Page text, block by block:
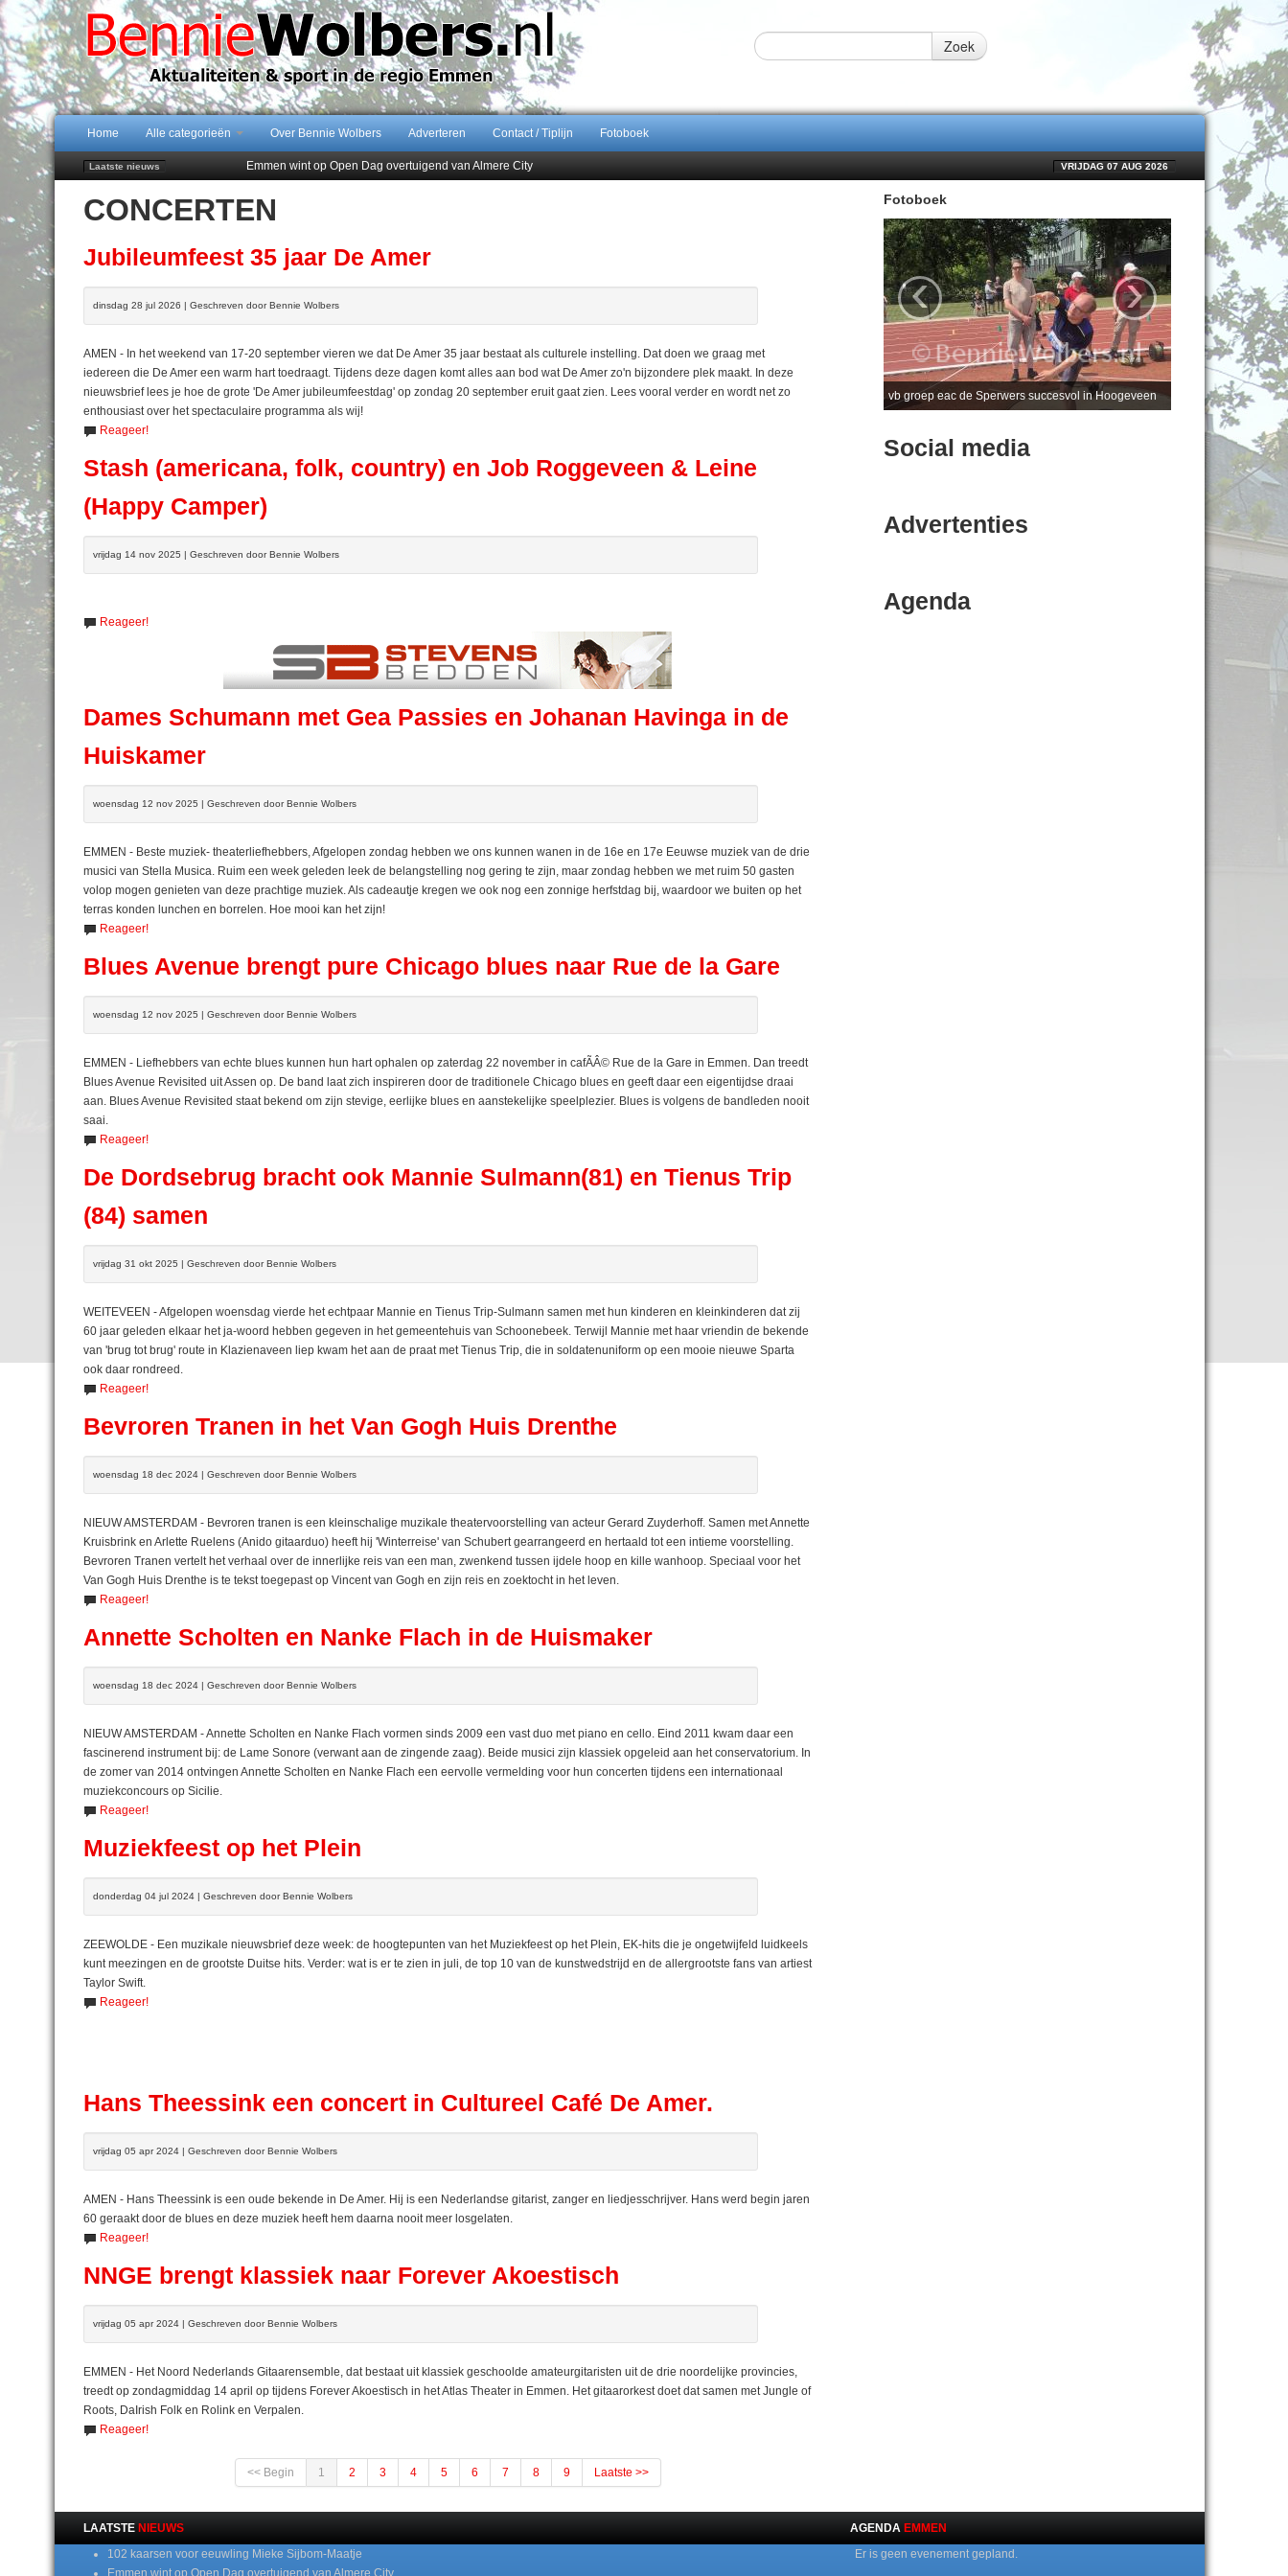
Zoek
Home Alle categorieën Over Bennie Wolbers Adverteren Contact / Tiplijn Fotoboek
Laatste nieuws
Emmen wint op Open Dag overtuigend van Almere City
Jubileumfeest 35 jaar De Amer
Hunzeloopwandeltocht keert op 19 september 2026 terug naar Zuidlaren
VRIJDAG 07 AUG 2026
CONCERTEN
Jubileumfeest 35 jaar De Amer
dinsdag 28 jul 2026 | Geschreven door Bennie Wolbers
AMEN - In het weekend van 17-20 september vieren we dat De Amer 35 jaar bestaat als culturele instelling. Dat doen we graag met
iedereen die De Amer een warm hart toedraagt. Tijdens deze dagen komt alles aan bod wat De Amer zo'n bijzondere plek maakt. In deze
nieuwsbrief lees je hoe de grote 'De Amer jubileumfeestdag' op zondag 20 september eruit gaat zien. Lees vooral verder en wordt net zo
enthousiast over het spectaculaire programma als wij!
Reageer!
Stash (americana, folk, country) en Job Roggeveen & Leine
(Happy Camper)
vrijdag 14 nov 2025 | Geschreven door Bennie Wolbers
Reageer!
Dames Schumann met Gea Passies en Johanan Havinga in de
Huiskamer
woensdag 12 nov 2025 | Geschreven door Bennie Wolbers
EMMEN - Beste muziek- theaterliefhebbers, Afgelopen zondag hebben we ons kunnen wanen in de 16e en 17e Eeuwse muziek van de drie
musici van Stella Musica. Ruim een week geleden leek de belangstelling nog gering te zijn, maar zondag hebben we met ruim 50 gasten
volop mogen genieten van deze prachtige muziek. Als cadeautje kregen we ook nog een zonnige herfstdag bij, waardoor we buiten op het
terras konden lunchen en borrelen. Hoe mooi kan het zijn!
Reageer!
Blues Avenue brengt pure Chicago blues naar Rue de la Gare
woensdag 12 nov 2025 | Geschreven door Bennie Wolbers
EMMEN - Liefhebbers van echte blues kunnen hun hart ophalen op zaterdag 22 november in cafÃÂ© Rue de la Gare in Emmen. Dan treedt
Blues Avenue Revisited uit Assen op. De band laat zich inspireren door de traditionele Chicago blues en geeft daar een eigentijdse draai
aan. Blues Avenue Revisited staat bekend om zijn stevige, eerlijke blues en aanstekelijke speelplezier. Blues is volgens de bandleden nooit
saai.
Reageer!
De Dordsebrug bracht ook Mannie Sulmann(81) en Tienus Trip
(84) samen
vrijdag 31 okt 2025 | Geschreven door Bennie Wolbers
WEITEVEEN - Afgelopen woensdag vierde het echtpaar Mannie en Tienus Trip-Sulmann samen met hun kinderen en kleinkinderen dat zij
60 jaar geleden elkaar het ja-woord hebben gegeven in het gemeentehuis van Schoonebeek. Terwijl Mannie met haar vriendin de bekende
van 'brug tot brug' route in Klazienaveen liep kwam het aan de praat met Tienus Trip, die in soldatenuniform op een mooie nieuwe Sparta
ook daar rondreed.
Reageer!
Bevroren Tranen in het Van Gogh Huis Drenthe
woensdag 18 dec 2024 | Geschreven door Bennie Wolbers
NIEUW AMSTERDAM - Bevroren tranen is een kleinschalige muzikale theatervoorstelling van acteur Gerard Zuyderhoff. Samen met Annette
Kruisbrink en Arlette Ruelens (Anido gitaarduo) heeft hij 'Winterreise' van Schubert gearrangeerd en hertaald tot een intieme voorstelling.
Bevroren Tranen vertelt het verhaal over de innerlijke reis van een man, zwenkend tussen ijdele hoop en kille wanhoop. Speciaal voor het
Van Gogh Huis Drenthe is te tekst toegepast op Vincent van Gogh en zijn reis en zoektocht in het leven.
Reageer!
Annette Scholten en Nanke Flach in de Huismaker
woensdag 18 dec 2024 | Geschreven door Bennie Wolbers
NIEUW AMSTERDAM - Annette Scholten en Nanke Flach vormen sinds 2009 een vast duo met piano en cello. Eind 2011 kwam daar een
fascinerend instrument bij: de Lame Sonore (verwant aan de zingende zaag). Beide musici zijn klassiek opgeleid aan het conservatorium. In
de zomer van 2014 ontvingen Annette Scholten en Nanke Flach een eervolle vermelding voor hun concerten tijdens een internationaal
muziekconcours op Sicilie.
Reageer!
Muziekfeest op het Plein
donderdag 04 jul 2024 | Geschreven door Bennie Wolbers
ZEEWOLDE - Een muzikale nieuwsbrief deze week: de hoogtepunten van het Muziekfeest op het Plein, EK-hits die je ongetwijfeld luidkeels
kunt meezingen en de grootste Duitse hits. Verder: wat is er te zien in juli, de top 10 van de kunstwedstrijd en de allergrootste fans van artiest
Taylor Swift.
Reageer!
Hans Theessink een concert in Cultureel Café De Amer.
vrijdag 05 apr 2024 | Geschreven door Bennie Wolbers
AMEN - Hans Theessink is een oude bekende in De Amer. Hij is een Nederlandse gitarist, zanger en liedjesschrijver. Hans werd begin jaren
60 geraakt door de blues en deze muziek heeft hem daarna nooit meer losgelaten.
Reageer!
NNGE brengt klassiek naar Forever Akoestisch
vrijdag 05 apr 2024 | Geschreven door Bennie Wolbers
EMMEN - Het Noord Nederlands Gitaarensemble, dat bestaat uit klassiek geschoolde amateurgitaristen uit de drie noordelijke provincies,
treedt op zondagmiddag 14 april op tijdens Forever Akoestisch in het Atlas Theater in Emmen. Het gitaarorkest doet dat samen met Jungle of
Roots, DaIrish Folk en Rolink en Verpalen.
Reageer!
<< Begin 1 2 3 4 5 6 7 8 9 Laatste >>
Fotoboek
vb groep eac de Sperwers succesvol in Hoogeveen
‹ ›
Social media
Advertenties
Agenda
LAATSTE NIEUWS
102 kaarsen voor eeuwling Mieke Sijbom-Maatje
Emmen wint op Open Dag overtuigend van Almere City
AGENDA EMMEN
Er is geen evenement gepland.